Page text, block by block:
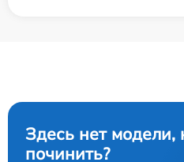
Здесь нет модели,
починить?